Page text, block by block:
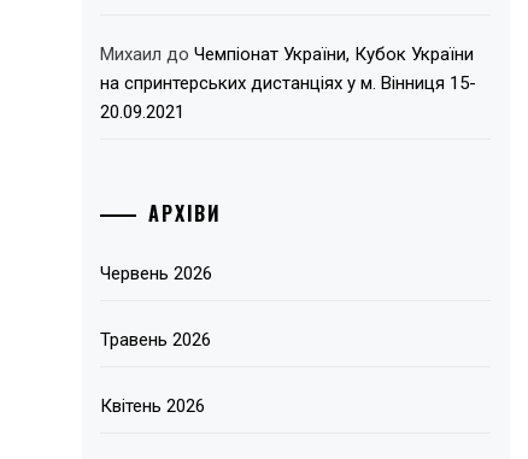
Михаил доЧемпіонат України, Кубок України
на спринтерських дистанціях у м. Вінниця 15-
20.09.2021
АРХІВИ
Червень 2026
Травень 2026
Квітень 2026